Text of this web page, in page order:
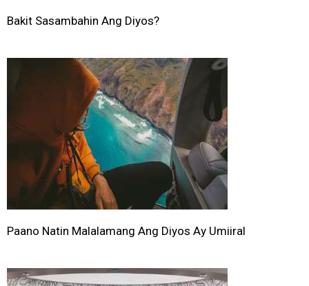
Bakit Sasambahin Ang Diyos?
Paano Natin Malalamang Ang Diyos Ay Umiiral